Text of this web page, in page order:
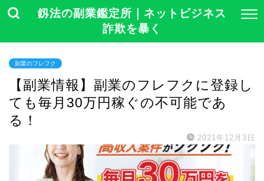
釼法の副業鑑定所｜ネットビジネス
詐欺を暴く
副業のフレフク
【副業情報】副業のフレフクに登録し
ても毎月30万円稼ぐの不可能であ
る！
2021年12月3日